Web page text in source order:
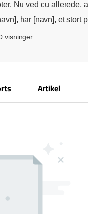
Nu ved du allerede,
har [navn], et stort
visninger.
Artikel